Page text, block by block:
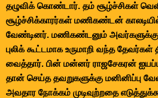
தழுவிக் கொண்டார். தம் சூழ்ச்சிகள்
சூழ்ச்சிக்காரர்கள் மணிகண்டன் காலடியில்
வேண்டினர். மணிகண்டனும் அவர்களுக்கு
புலிக் கூட்டமாக உருமாறி வந்த தேவர்கள்
வைத்தார். பின் மன்னர் ராஜசேகரன்
தான் செய்த தவறுகளுக்கு மனினிப்பு
அவதார நோக்கம் முடிவுற்றதை